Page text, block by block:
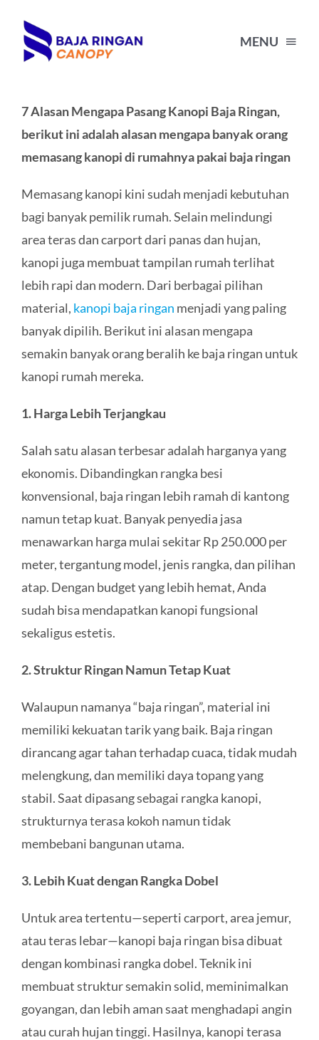
content
MENU
PORTFOLIO
BLOG
TENTANG KAMI
KONTAK
7 Alasan Mengapa Pasang Kanopi Baja Ringan,
berikut ini adalah alasan mengapa banyak orang
memasang kanopi di rumahnya pakai baja ringan
Memasang kanopi kini sudah menjadi kebutuhan
bagi banyak pemilik rumah. Selain melindungi
area teras dan carport dari panas dan hujan,
kanopi juga membuat tampilan rumah terlihat
lebih rapi dan modern. Dari berbagai pilihan
material, kanopi baja ringan menjadi yang paling
banyak dipilih. Berikut ini alasan mengapa
semakin banyak orang beralih ke baja ringan untuk
kanopi rumah mereka.
1. Harga Lebih Terjangkau
Salah satu alasan terbesar adalah harganya yang
ekonomis. Dibandingkan rangka besi
konvensional, baja ringan lebih ramah di kantong
namun tetap kuat. Banyak penyedia jasa
menawarkan harga mulai sekitar Rp 250.000 per
meter, tergantung model, jenis rangka, dan pilihan
atap. Dengan budget yang lebih hemat, Anda
sudah bisa mendapatkan kanopi fungsional
sekaligus estetis.
2. Struktur Ringan Namun Tetap Kuat
Walaupun namanya “baja ringan”, material ini
memiliki kekuatan tarik yang baik. Baja ringan
dirancang agar tahan terhadap cuaca, tidak mudah
melengkung, dan memiliki daya topang yang
stabil. Saat dipasang sebagai rangka kanopi,
strukturnya terasa kokoh namun tidak
membebani bangunan utama.
3. Lebih Kuat dengan Rangka Dobel
Untuk area tertentu—seperti carport, area jemur,
atau teras lebar—kanopi baja ringan bisa dibuat
dengan kombinasi rangka dobel. Teknik ini
membuat struktur semakin solid, meminimalkan
goyangan, dan lebih aman saat menghadapi angin
atau curah hujan tinggi. Hasilnya, kanopi terasa